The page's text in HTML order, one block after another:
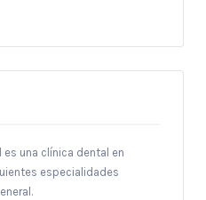
es una clínica dental en
especialidades